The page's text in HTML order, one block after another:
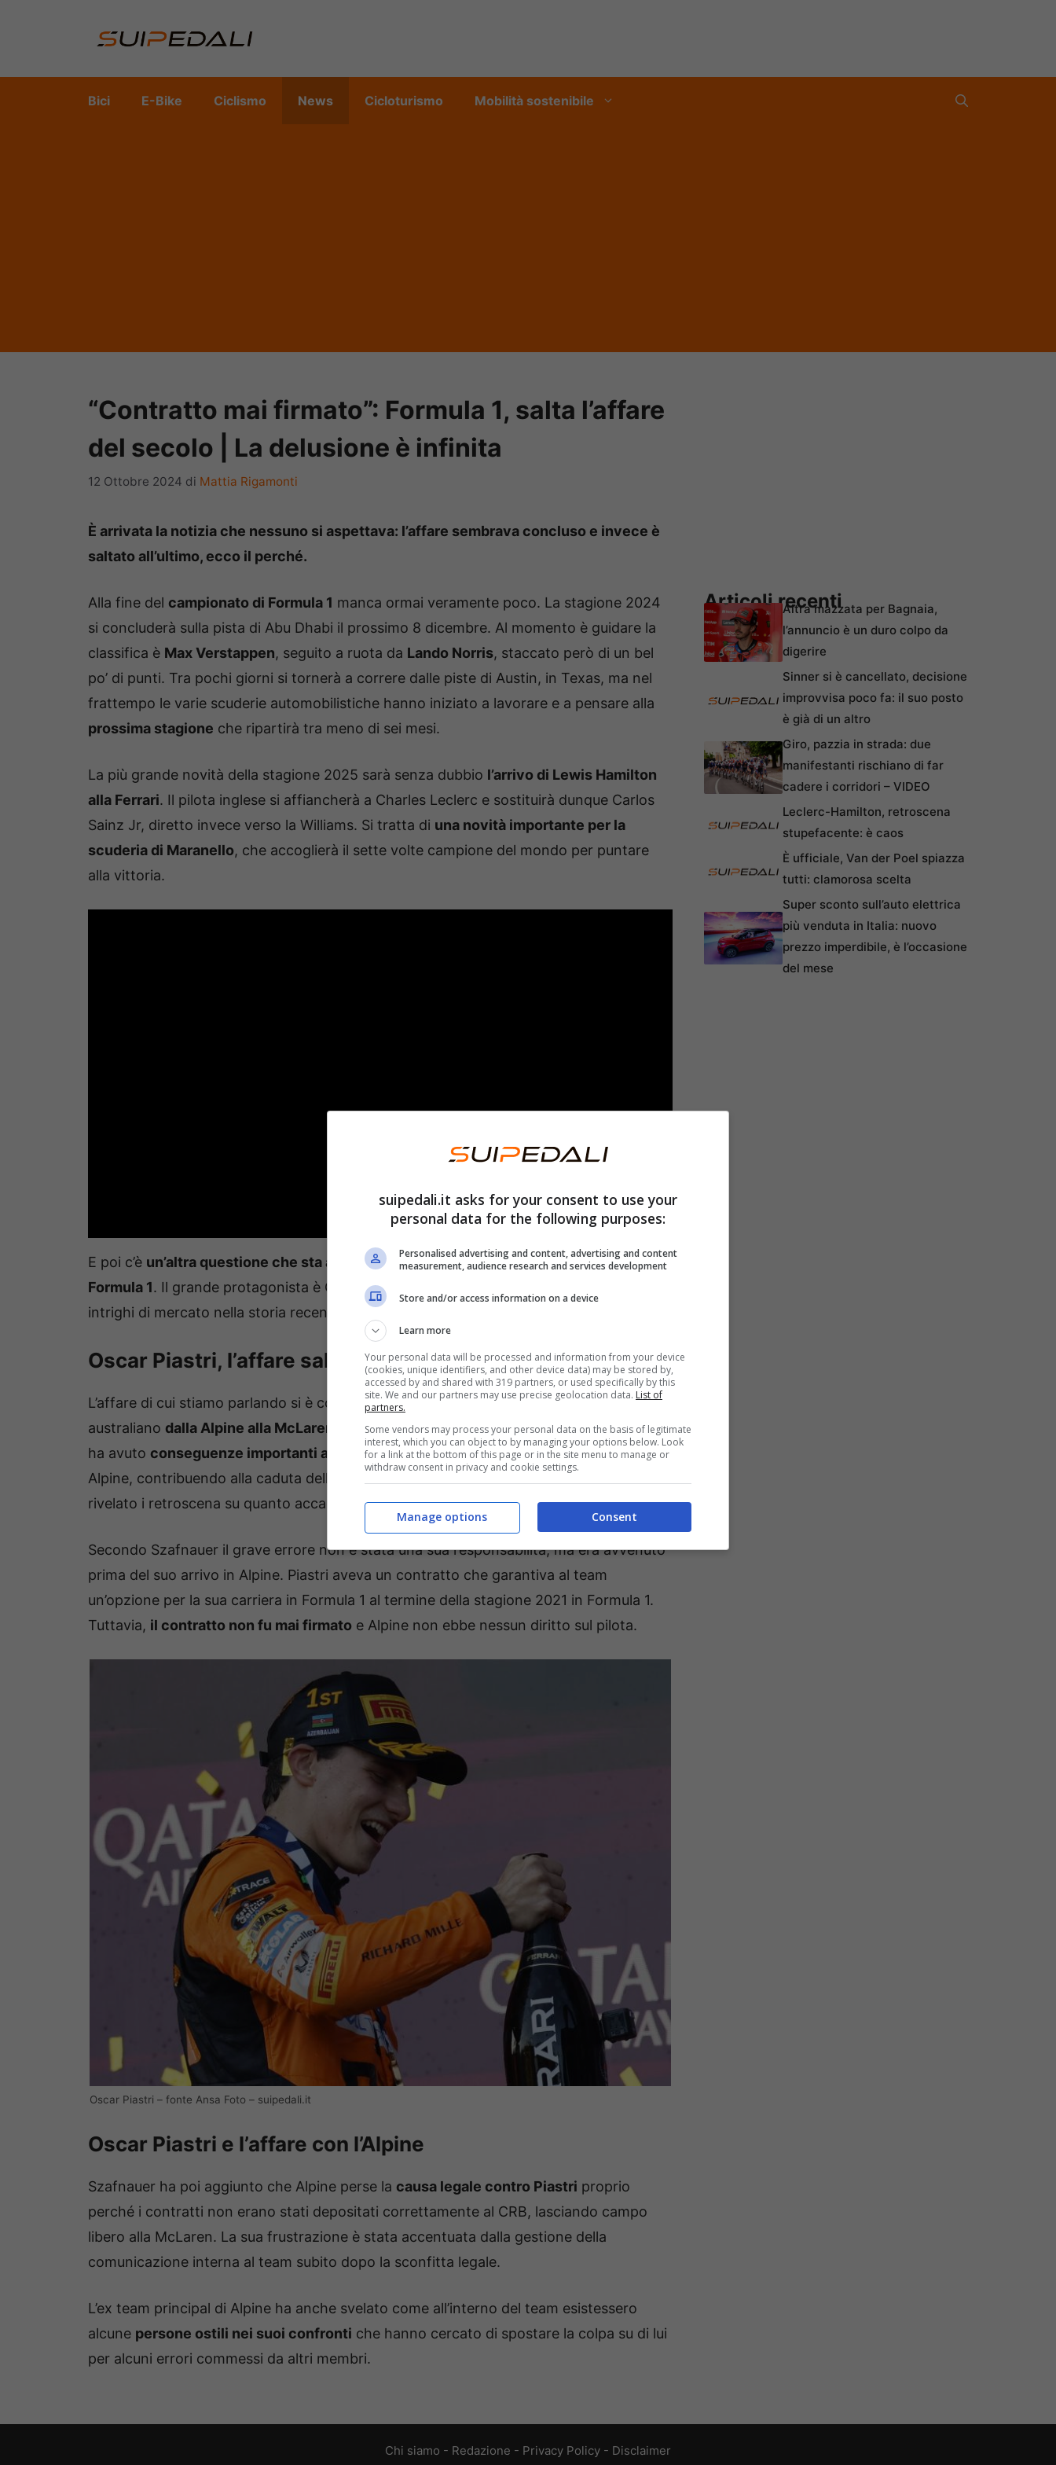
Bici E-Bike Ciclismo News Cicloturismo Mobilità sostenibile
“Contratto mai firmato”: Formula 1, salta l’affare
del secolo | La delusione è infinita
12 Ottobre 2024 di Mattia Rigamonti
È arrivata la notizia che nessuno si aspettava: l’affare sembrava concluso e invece è
saltato all’ultimo, ecco il perché.
Alla fine del campionato di Formula 1 manca ormai veramente poco. La stagione 2024
si concluderà sulla pista di Abu Dhabi il prossimo 8 dicembre. Al momento è guidare la
classifica è Max Verstappen, seguito a ruota da Lando Norris, staccato però di un bel
po’ di punti. Tra pochi giorni si tornerà a correre dalle piste di Austin, in Texas, ma nel
frattempo le varie scuderie automobilistiche hanno iniziato a lavorare e a pensare alla
prossima stagione che ripartirà tra meno di sei mesi.
La più grande novità della stagione 2025 sarà senza dubbio l’arrivo di Lewis Hamilton
alla Ferrari. Il pilota inglese si affiancherà a Charles Leclerc e sostituirà dunque Carlos
Sainz Jr, diretto invece verso la Williams. Si tratta di una novità importante per la
scuderia di Maranello, che accoglierà il sette volte campione del mondo per puntare
alla vittoria.
E poi c’è un’altra questione che sta animando le discussioni degli appassionati di
Formula 1. Il grande protagonista è Oscar Piastri, al centro di uno dei più clamorosi
intrighi di mercato nella storia recente della Formula 1.
Oscar Piastri, l’affare saltato
L’affare di cui stiamo parlando si è concluso con il passaggio del giovane pilota
australiano dalla Alpine alla McLaren
per la stagione 2023. Si tratta di un episodio che
ha avuto conseguenze importanti anche a livello dirigenzialeall’interno del team
Alpine, contribuendo alla caduta dell’allora
team principal Otmar Szafnauer
rivelato i retroscena su quanto accaduto.
Secondo Szafnauer il grave errore non è stata una sua responsabilità, ma era avvenuto
prima del suo arrivo in Alpine. Piastri aveva un contratto che garantiva al team
un’opzione per la sua carriera in Formula 1 al termine della stagione 2021 in Formula 1.
Tuttavia, il contratto non fu mai firmato e Alpine non ebbe nessun diritto sul pilota.
Oscar Piastri – fonte Ansa Foto – suipedali.it
Oscar Piastri e l’affare con l’Alpine
Szafnauer ha poi aggiunto che Alpine perse la causa legale contro Piastri proprio
perché i contratti non erano stati depositati correttamente al CRB, lasciando campo
libero alla McLaren. La sua frustrazione è stata accentuata dalla gestione della
comunicazione interna al team subito dopo la sconfitta legale.
L’ex team principal di Alpine ha anche svelato come all’interno del team esistessero
alcune persone ostili nei suoi confronti che hanno cercato di spostare la colpa su di lui
per alcuni errori commessi da altri membri.
Articoli recentiAltra mazzata per Bagnaia,
l’annuncio è un duro colpo da
digerire
Sinner si è cancellato, decisione
improvvisa poco fa: il suo posto
è già di un altro
Giro, pazzia in strada: due
manifestanti rischiano di far
cadere i corridori – VIDEO
Leclerc-Hamilton, retroscena
stupefacente: è caos
È ufficiale, Van der Poel spiazza
tutti: clamorosa scelta
Super sconto sull’auto elettrica
più venduta in Italia: nuovo
prezzo imperdibile, è l’occasione
del mese
Chi siamo - Redazione - Privacy Policy - Disclaimer
suipedali.it asks for your consent to use your
personal data for the following purposes:
Personalised advertising and content, advertising and content
measurement, audience research and services development
Store and/or access information on a device
Learn more
Your personal data will be processed and information from your device
(cookies, unique identifiers, and other device data) may be stored by,
accessed by and shared with 319 partners, or used specifically by this
site. We and our partners may use precise geolocation data. List of
partners.
Some vendors may process your personal data on the basis of legitimate
interest, which you can object to by managing your options below. Look
for a link at the bottom of this page or in the site menu to manage or
withdraw consent in privacy and cookie settings.
Consent
Manage options